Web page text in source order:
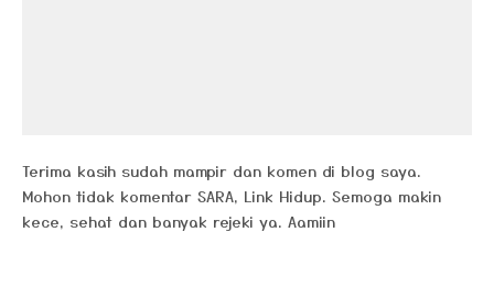
Terima kasih sudah mampir dan komen di blog saya.
Mohon tidak komentar SARA, Link Hidup. Semoga makin
kece, sehat dan banyak rejeki ya. Aamiin